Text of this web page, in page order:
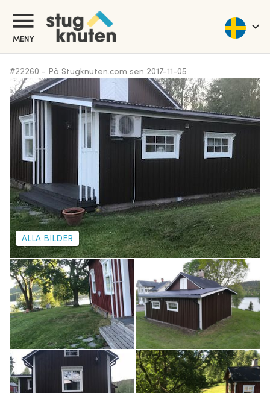
MENY
#22260 - På Stugknuten.com sen 2017-11-05
ALLA BILDER